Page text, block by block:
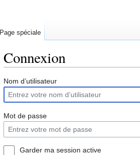
Connexion
Nom d’utilisateur
Mot de passe
Garder ma session active
Page spéciale